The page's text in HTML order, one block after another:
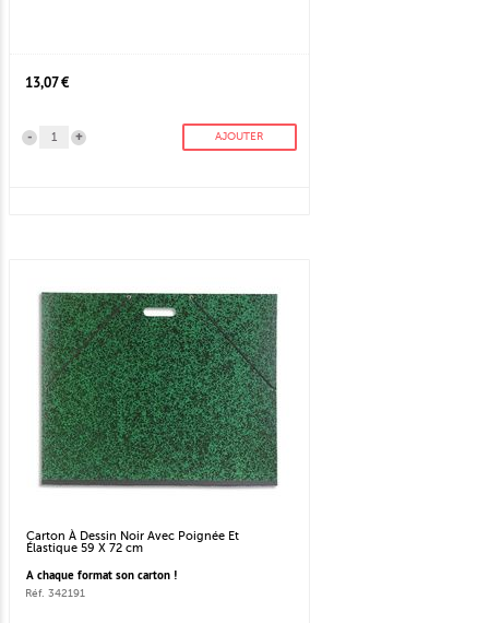
13,07 €
+
- AJOUTER
Carton À Dessin Noir Avec Poignée Et
Élastique 59 X 72 cm
A chaque format son carton !
Réf. 342191